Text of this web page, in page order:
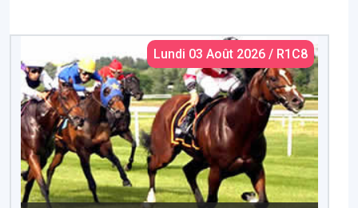
Lundi 03 Août 2026 / R1C8